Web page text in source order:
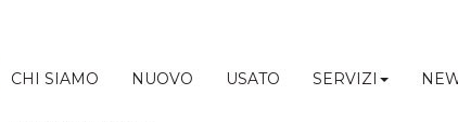
CHI SIAMO NUOVO USATO SERVIZI